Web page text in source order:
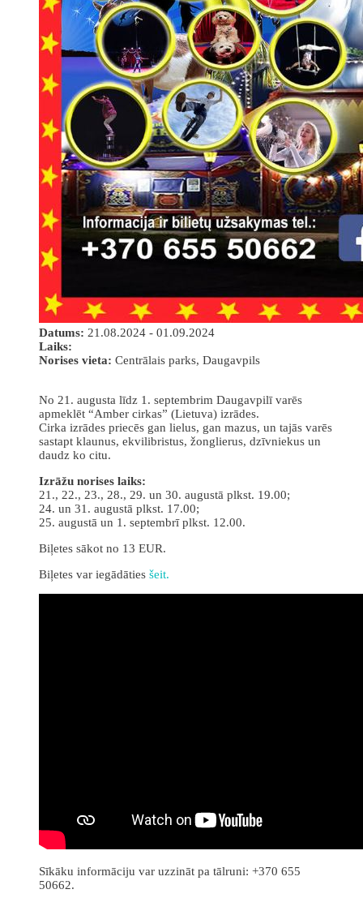
Datums: 21.08.2024 - 01.09.2024
Laiks:
Norises vieta: Centrālais parks, Daugavpils
No 21. augusta līdz 1. septembrim Daugavpilī varēs
apmeklēt “Amber cirkas” (Lietuva) izrādes.
Cirka izrādes priecēs gan lielus, gan mazus, un tajās varēs
sastapt klaunus, ekvilibristus, žonglierus, dzīvniekus un
daudz ko citu.
Izrāžu norises laiks:
21., 22., 23., 28., 29. un 30. augustā plkst. 19.00;
24. un 31. augustā plkst. 17.00;
25. augustā un 1. septembrī plkst. 12.00.
Biļetes sākot no 13 EUR.
Biļetes var iegādāties šeit.
Sīkāku informāciju var uzzināt pa tālruni: +370 655
50662.